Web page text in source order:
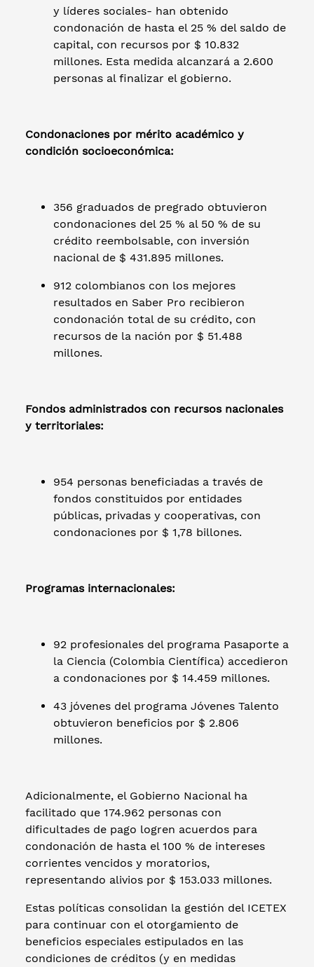
y líderes sociales- han obtenido
condonación de hasta el 25 % del saldo de
capital, con recursos por $ 10.832
millones. Esta medida alcanzará a 2.600
personas al finalizar el gobierno.
Condonaciones por mérito académico y
condición socioeconómica:
356 graduados de pregrado obtuvieron
condonaciones del 25 % al 50 % de su
crédito reembolsable, con inversión
nacional de $ 431.895 millones.
912 colombianos con los mejores
resultados en Saber Pro recibieron
condonación total de su crédito, con
recursos de la nación por $ 51.488
millones.
Fondos administrados con recursos nacionales
y territoriales:
954 personas beneficiadas a través de
fondos constituidos por entidades
públicas, privadas y cooperativas, con
condonaciones por $ 1,78 billones.
Programas internacionales:
92 profesionales del programa Pasaporte a
la Ciencia (Colombia Científica) accedieron
a condonaciones por $ 14.459 millones.
43 jóvenes del programa Jóvenes Talento
obtuvieron beneficios por $ 2.806
millones.
Adicionalmente, el Gobierno Nacional ha
facilitado que 174.962 personas con
dificultades de pago logren acuerdos para
condonación de hasta el 100 % de intereses
corrientes vencidos y moratorios,
representando alivios por $ 153.033 millones.
Estas políticas consolidan la gestión del ICETEX
para continuar con el otorgamiento de
beneficios especiales estipulados en las
condiciones de créditos (y en medidas